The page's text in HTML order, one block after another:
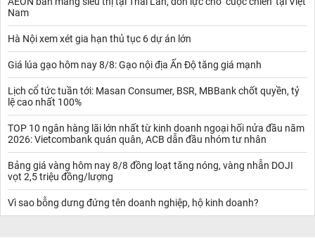
Nam
Hà Nội xem xét gia hạn thủ tục 6 dự án lớn
Giá lúa gạo hôm nay 8/8: Gạo nội địa Ấn Độ tăng giá mạnh
Lịch cổ tức tuần tới: Masan Consumer, BSR, MBBank chốt quyền, tỷ
lệ cao nhất 100%
TOP 10 ngân hàng lãi lớn nhất từ kinh doanh ngoại hối nửa đầu năm
2026: Vietcombank quán quân, ACB dẫn đầu nhóm tư nhân
Bảng giá vàng hôm nay 8/8 đồng loạt tăng nóng, vàng nhẫn DOJI
vọt 2,5 triệu đồng/lượng
Vì sao bỗng dưng đứng tên doanh nghiệp, hộ kinh doanh?